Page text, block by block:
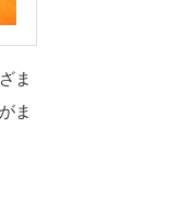
ま
ま